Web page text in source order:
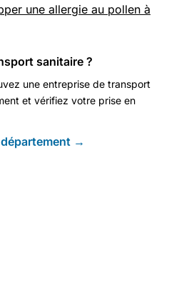
une allergie au pollen à
sanitaire ?
une entreprise de transport
et vérifiez votre prise en
→